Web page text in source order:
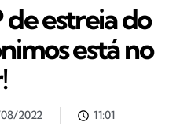
de estreia do
está no
2022 11:01